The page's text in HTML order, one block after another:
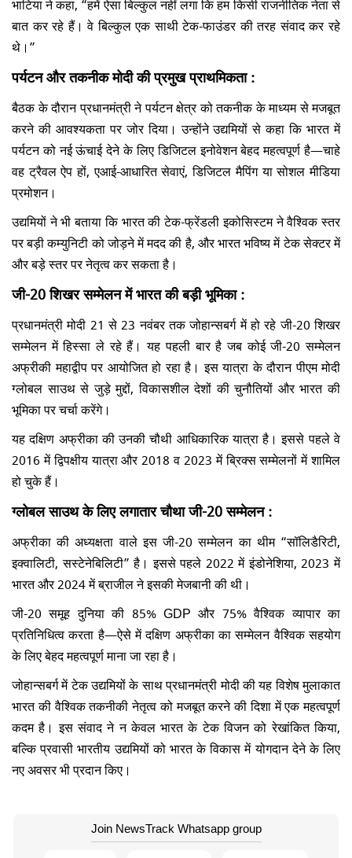
बात कर रहे हैं। वे बिल्कुल एक साथी टेक-फाउंडर की तरह संवाद कर रहे
थे।”
पर्यटन और तकनीक मोदी की प्रमुख प्राथमिकता :
बैठक के दौरान प्रधानमंत्री ने पर्यटन क्षेत्र को तकनीक के माध्यम से मजबूत
करने की आवश्यकता पर जोर दिया। उन्होंने उद्यमियों से कहा कि भारत में
पर्यटन को नई ऊंचाई देने के लिए डिजिटल इनोवेशन बेहद महत्वपूर्ण है—चाहे
वह ट्रैवल ऐप हों, एआई-आधारित सेवाएं, डिजिटल मैपिंग या सोशल मीडिया
प्रमोशन।
उद्यमियों ने भी बताया कि भारत की टेक-फ्रेंडली इकोसिस्टम ने वैश्विक स्तर
पर बड़ी कम्युनिटी को जोड़ने में मदद की है, और भारत भविष्य में टेक सेक्टर में
और बड़े स्तर पर नेतृत्व कर सकता है।
जी-20 शिखर सम्मेलन में भारत की बड़ी भूमिका :
प्रधानमंत्री मोदी 21 से 23 नवंबर तक जोहान्सबर्ग में हो रहे जी-20 शिखर
सम्मेलन में हिस्सा ले रहे हैं। यह पहली बार है जब कोई जी-20 सम्मेलन
अफ्रीकी महाद्वीप पर आयोजित हो रहा है। इस यात्रा के दौरान पीएम मोदी
ग्लोबल साउथ से जुड़े मुद्दों, विकासशील देशों की चुनौतियों और भारत की
भूमिका पर चर्चा करेंगे।
यह दक्षिण अफ्रीका की उनकी चौथी आधिकारिक यात्रा है। इससे पहले वे
2016 में द्विपक्षीय यात्रा और 2018 व 2023 में ब्रिक्स सम्मेलनों में शामिल
हो चुके हैं।
ग्लोबल साउथ के लिए लगातार चौथा जी-20 सम्मेलन :
अफ्रीका की अध्यक्षता वाले इस जी-20 सम्मेलन का थीम “सॉलिडैरिटी,
इक्वालिटी, सस्टेनेबिलिटी” है। इससे पहले 2022 में इंडोनेशिया, 2023 में
भारत और 2024 में ब्राजील ने इसकी मेजबानी की थी।
जी-20 समूह दुनिया की 85% GDP और 75% वैश्विक व्यापार का
प्रतिनिधित्व करता है—ऐसे में दक्षिण अफ्रीका का सम्मेलन वैश्विक सहयोग
के लिए बेहद महत्वपूर्ण माना जा रहा है।
जोहान्सबर्ग में टेक उद्यमियों के साथ प्रधानमंत्री मोदी की यह विशेष मुलाकात
भारत की वैश्विक तकनीकी नेतृत्व को मजबूत करने की दिशा में एक महत्वपूर्ण
कदम है। इस संवाद ने न केवल भारत के टेक विजन को रेखांकित किया,
बल्कि प्रवासी भारतीय उद्यमियों को भारत के विकास में योगदान देने के लिए
नए अवसर भी प्रदान किए।
Join NewsTrack Whatsapp group